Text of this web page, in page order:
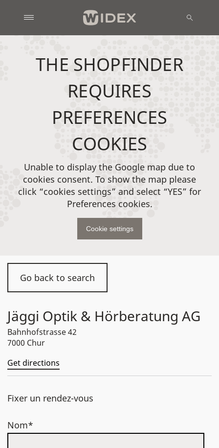
Go back to search
Jäggi Optik & Hörberatung AG
Bahnhofstrasse 42
7000 Chur
Get directions
Fixer un rendez-vous
Nom*
THE SHOPFINDER
REQUIRES
PREFERENCES
COOKIES
Unable to display the Google map due to
cookies consent. To show the map please
click “cookies settings” and select “YES” for
Preferences cookies.
Cookie settings